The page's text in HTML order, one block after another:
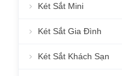
Két Sắt Mini
Két Sắt Gia Đình
Két Sắt Khách Sạn